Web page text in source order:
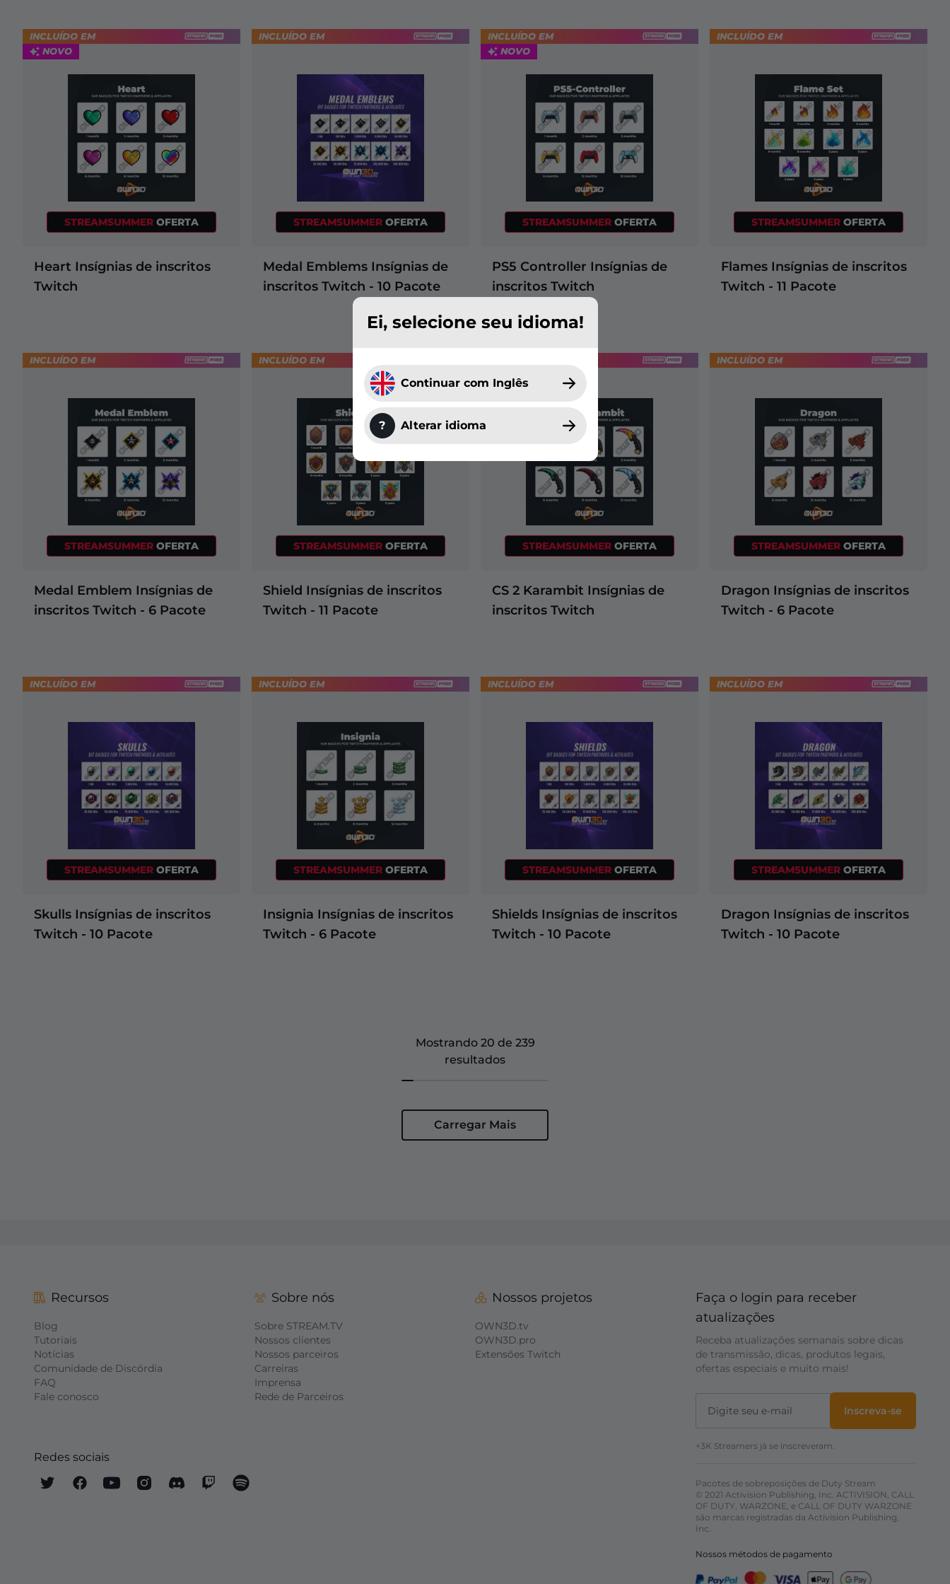
Ei, selecione seu idioma!
Continuar com Inglês
? Alterar idioma
Star
Craft
Pokemon
Destiny
league
Poker
Naruto
Cooking
Simulator
Chess
Thrones
Hearthstone
DAYZ
Sport
STREAMSUMMER OFERTA
INCLUÍDO EM
NOVO
Heart Insígnias de inscritos
Twitch
STREAMSUMMER OFERTA
INCLUÍDO EM
Medal Emblems Insígnias de
inscritos Twitch - 10 Pacote
STREAMSUMMER OFERTA
INCLUÍDO EM
NOVO
PS5 Controller Insígnias de
inscritos Twitch
STREAMSUMMER OFERTA
INCLUÍDO EM
Flames Insígnias de inscritos
Twitch - 11 Pacote
STREAMSUMMER OFERTA
INCLUÍDO EM
Medal Emblem Insígnias de
inscritos Twitch - 6 Pacote
STREAMSUMMER OFERTA
INCLUÍDO EM
Shield Insígnias de inscritos
Twitch - 11 Pacote
STREAMSUMMER OFERTA
CS 2 Karambit Insígnias de
inscritos Twitch
STREAMSUMMER OFERTA
INCLUÍDO EM
Dragon Insígnias de inscritos
Twitch - 6 Pacote
STREAMSUMMER OFERTA
INCLUÍDO EM
Skulls Insígnias de inscritos
Twitch - 10 Pacote
STREAMSUMMER OFERTA
INCLUÍDO EM
Insignia Insígnias de inscritos
Twitch - 6 Pacote
STREAMSUMMER OFERTA
INCLUÍDO EM
Shields Insígnias de inscritos
Twitch - 10 Pacote
STREAMSUMMER OFERTA
INCLUÍDO EM
Dragon Insígnias de inscritos
Twitch - 10 Pacote
Mostrando 20 de 239
resultados
Carregar Mais
Recursos
Blog
Tutoriais
Notícias
Comunidade de Discórdia
FAQ
Fale conosco
Redes sociais
Sobre nós
Sobre STREAM.TV
Nossos clientes
Nossos parceiros
Carreiras
Imprensa
Rede de Parceiros
Nossos projetos
OWN3D.tv
OWN3D.pro
Extensões Twitch
Faça o login para receber
atualizações
Receba atualizações semanais sobre dicas
de transmissão, dicas, produtos legais,
ofertas especiais e muito mais!
Inscreva-se
+3K Streamers já se inscreveram.
Pacotes de sobreposições de Duty Stream
© 2021 Activision Publishing, Inc. ACTIVISION, CALL
OF DUTY, WARZONE, e CALL OF DUTY WARZONE
são marcas registradas da Activision Publishing,
Inc.
Nossos métodos de pagamento